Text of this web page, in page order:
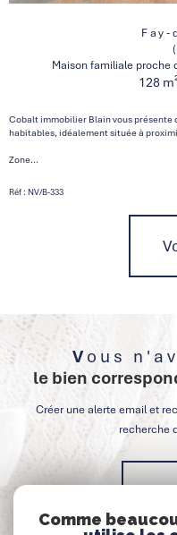
Fay-
Maison familiale proche
128
Cobalt immobilier Blain vous présente
habitables, idéalement située à
Zone...
Réf : NV/B-333
Vous
le bien
Créer une alerte email et
recherche
Comme